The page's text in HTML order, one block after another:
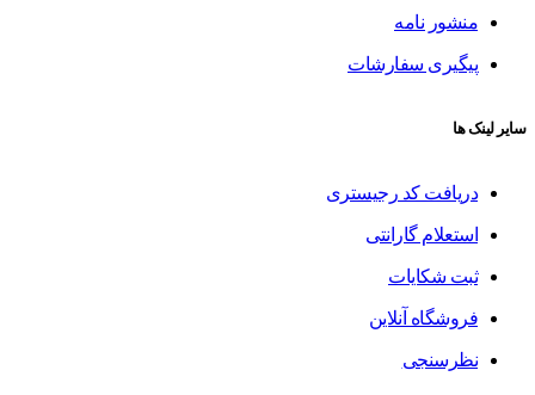
منشور نامه
پیگیری سفارشات
سایر لینک ها
دریافت کد رجیستری
استعلام گارانتی
ثبت شکایات
فروشگاه آنلاین
نظرسنجی